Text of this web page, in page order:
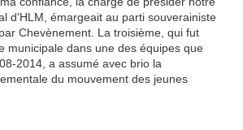
d'HLM, émargeait au parti souverainiste
Chevènement. La troisième, qui fut
municipale dans une des équipes que
2014, a assumé avec brio la
du mouvement des jeunes